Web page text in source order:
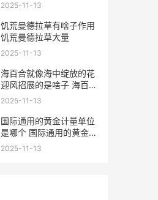
2025-11-13
饥荒曼德拉草有啥子作用
饥荒曼德拉草大量
2025-11-13
海百合就像海中绽放的花
迎风招展的是啥子 海百合
就像海中绽放的花,迎风招
2025-11-13
国际通用的黄金计量单位
是哪个 国际通用的黄金重
量单位
2025-11-13